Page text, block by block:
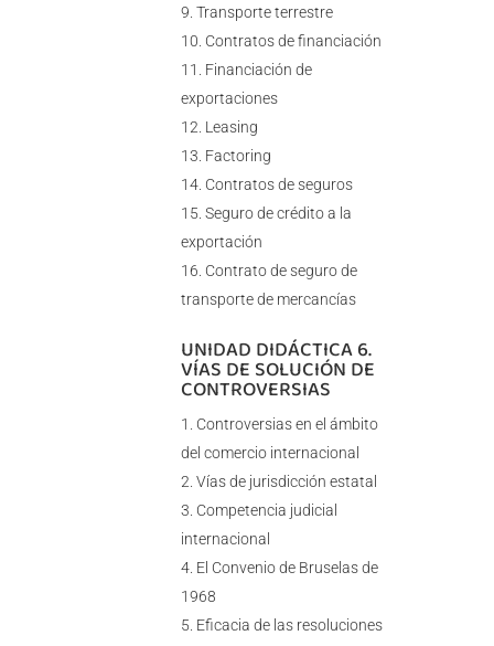
Transporte terrestre
Contratos de financiación
Financiación de
exportaciones
Leasing
Factoring
Contratos de seguros
Seguro de crédito a la
exportación
Contrato de seguro de
transporte de mercancías
UNIDAD DIDÁCTICA 6.
VÍAS DE SOLUCIÓN DE
CONTROVERSIAS
Controversias en el ámbito
del comercio internacional
Vías de jurisdicción estatal
Competencia judicial
internacional
El Convenio de Bruselas de
1968
Eficacia de las resoluciones